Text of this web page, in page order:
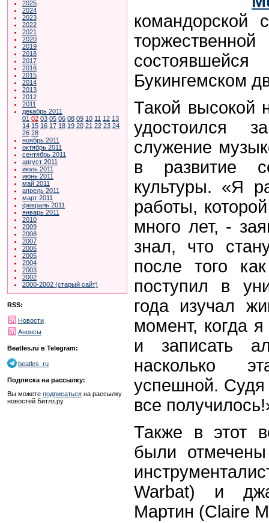
2025
2024
2023
2022
2021
2020
2019
2018
2017
2016
2015
2014
2013
2012
2011
декабрь 2011
01 02 03 05 06 08 09 10 11 12 13
14 15 16 17 18 19 20 21 22 23 24
26 28
ноябрь 2011
октябрь 2011
сентябрь 2011
август 2011
июль 2011
июнь 2011
май 2011
апрель 2011
март 2011
февраль 2011
январь 2011
2010
2009
2008
2007
2006
2005
2004
2003
2002
2000-2002 (старый сайт)
RSS:
Новости
Анонсы
Beatles.ru в Telegram:
beatles_ru
Подписка на рассылку:
Вы можете подписаться на рассылку
новостей Битлз.ру
командорской
Букингемском
Такой высокой
удостоился
служение
в развитие
культуры. «Я
работы,
много лет, -
знал, что
после того
поступил в
года изучал
момент, когда
и записать
насколько
успешной. Судя
все
Также в этот
были
Warbat) и
Мартин (Claire